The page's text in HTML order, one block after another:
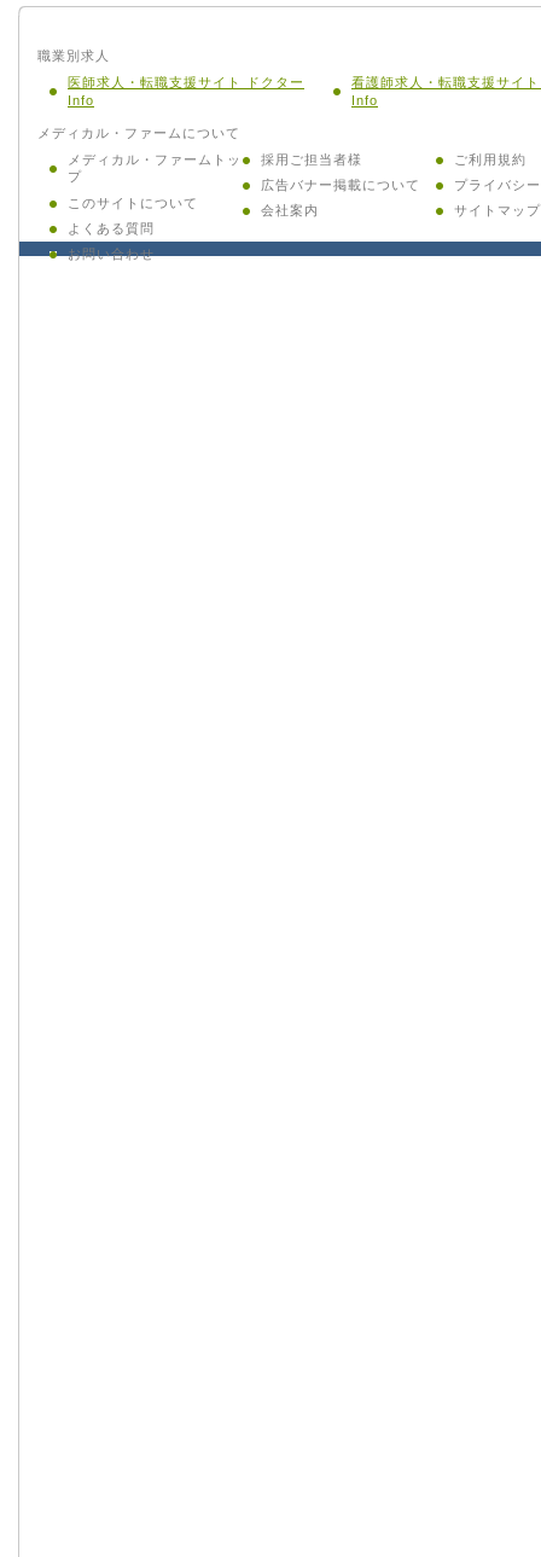
職業別求人
医師求人・転職支援サイト ドクター
Info
看護師求人・転職支援サイ
Info
メディカル・ファームについて
メディカル・ファームトッ
プ
このサイトについて
よくある質問
お問い合わせ
採用ご担当者様
広告バナー掲載について
会社案内
ご利用規約
プライバシ
サイトマップ